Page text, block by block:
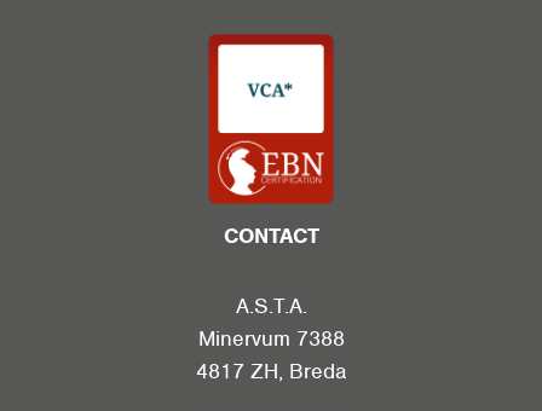
CONTACT
A.S.T.A.
Minervum 7388
4817 ZH, Breda